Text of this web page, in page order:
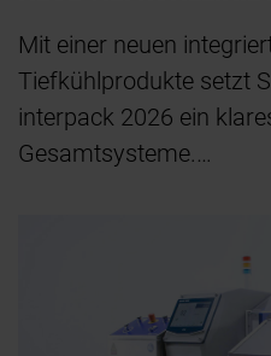
Mit einer neuen
Tiefkühlprodukte setzt
interpack 2026 ein
Gesamtsysteme.…